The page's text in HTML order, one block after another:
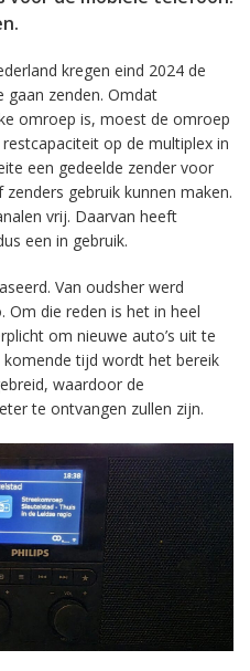
kregen eind 2024 de
zenden. Omdat
omroep is, moest de omroep
op de multiplex in
een gedeelde zender voor
gebruik kunnen maken.
vrij. Daarvan heeft
een in gebruik.
Van oudsher werd
Om die reden is het in heel
om nieuwe auto’s uit te
tijd wordt het bereik
waardoor de
te ontvangen zullen zijn.